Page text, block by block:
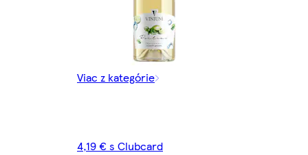
Viac z kategórie
4,19 € s Clubcard